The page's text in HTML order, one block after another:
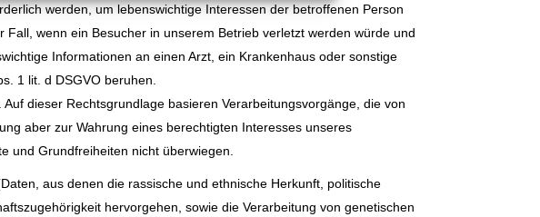
werden, um lebenswichtige Interessen der betroffenen Person
wenn ein Besucher in unserem Betrieb verletzt werden würde und
Informationen an einen Arzt, ein Krankenhaus oder sonstige
1 lit. d DSGVO beruhen.
dieser Rechtsgrundlage basieren Verarbeitungsvorgänge, die von
aber zur Wahrung eines berechtigten Interesses unseres
und Grundfreiheiten nicht überwiegen.
aus denen die rassische und ethnische Herkunft, politische
hervorgehen, sowie die Verarbeitung von genetischen